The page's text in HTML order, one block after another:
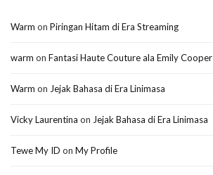
Warm on Piringan Hitam di Era Streaming
warm on Fantasi Haute Couture ala Emily Cooper
Warm on Jejak Bahasa di Era Linimasa
Vicky Laurentina on Jejak Bahasa di Era Linimasa
Tewe My ID on My Profile